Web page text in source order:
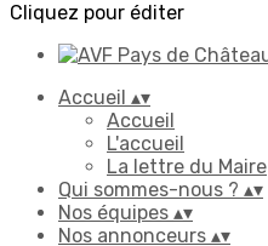
Cliquez pour éditer
Accueil ▴▾
Accueil
L'accueil
La lettre du Maire
Qui sommes-nous ? ▴▾
Nos équipes ▴▾
Nos annonceurs ▴▾